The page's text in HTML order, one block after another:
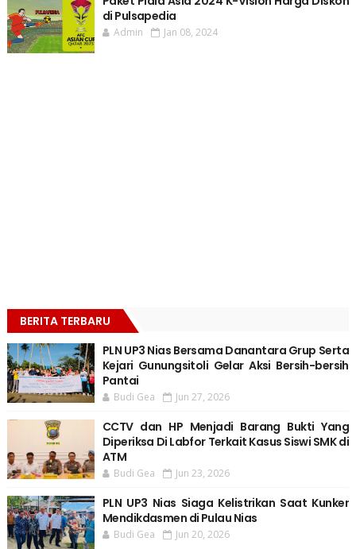
di Pulsapedia
Admin Jan 08, 2024
BERITA TERBARU
PLN UP3 Nias Bersama Danantara Grup Serta
Kejari Gunungsitoli Gelar Aksi Bersih-bersih
Pantai
Budi Gea Jun 27, 2026
CCTV dan HP Menjadi Barang Bukti Yang
Diperiksa Di Labfor Terkait Kasus Siswi SMK di
ATM
Budi Gea Jun 23, 2026
PLN UP3 Nias Siaga Kelistrikan Saat Kunker
Mendikdasmen di Pulau Nias
Budi Gea Jun 20, 2026